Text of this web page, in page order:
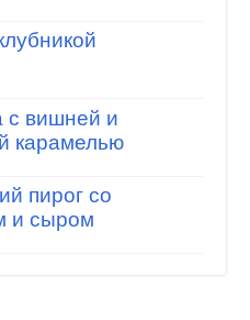
с вишней и
карамелью
пирог со
и сыром